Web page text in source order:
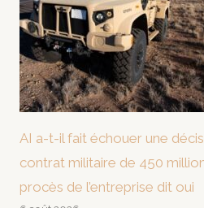
AI a-t-il fait échouer une
contrat militaire de 450
procès de l’entreprise dit oui